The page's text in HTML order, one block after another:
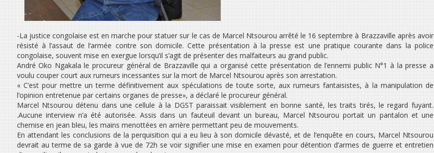
-La justice congolaise est en marche pour statuer sur le cas de Marcel Ntsourou arrêté le 16 septembre à Brazzaville après avoir
résisté à l’assaut de l’armée contre son domicile. Cette présentation à la presse est une pratique courante dans la police
congolaise, souvent mise en exergue lorsqu’il s’agit de présenter des malfaiteurs au grand public.
André Oko Ngakala le procureur général de Brazzaville qui a organisé cette présentation de l’ennemi public N°1 à la presse a
voulu couper court aux rumeurs incessantes sur la mort de Marcel Ntsourou après son arrestation.
« C’est pour mettre un terme définitivement aux spéculations de toute sorte, aux rumeurs fantaisistes, à la manipulation de
l’opinion entretenue par certains organes de presse», a déclaré le procureur général.
Marcel Ntsourou détenu dans une cellule à la DGST paraissait visiblement en bonne santé, les traits tirés, le regard fuyant.
.Aucune interview n’a été autorisée. Assis dans un fauteuil devant un bureau, Marcel Ntsourou portait un pantalon et une
chemise en jean bleu, les mains menottées en arrière permettant peu de mouvements.
En attendant les conclusions de la perquisition qui a eu lieu à son domicile dévasté, et de l’enquête en cours, Marcel Ntsourou
devrait au terme de sa garde à vue de 72h se voir signifier une mise en examen pour détention d’armes de guerre et entretien